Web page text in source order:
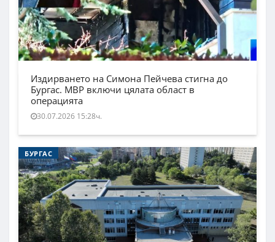
Издирването на Симона Пейчева стигна до
Бургас. МВР включи цялата област в
операцията
30.07.2026 15:28ч.
БУРГАС